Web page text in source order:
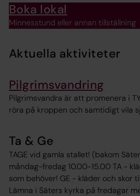
Boka lokal
Minnesstund eller annan tillställning
Aktuella aktiviteter
Pilgrimsvandring
Pilgrimsvandra är att promenera i
röra på kroppen och samtidigt vila
Ta & Ge
TAGE vid gamla stallet! (bakom
måndag-fredag 10.00-15.00 TA -
som behöver! GE - kläder och skor
Lämna i Säters kyrka på fredagar